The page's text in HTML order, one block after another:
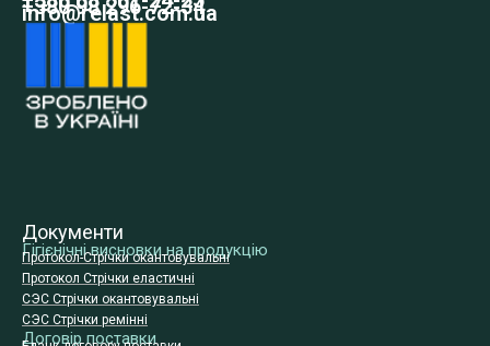
+380 98 296-72-34
info@relast.com.ua
Документи
Гігієнічні висновки на продукцію
Протокол-Стрічки окантовувальні
Протокол Стрічки еластичні
СЭС Стрічки окантовувальні
СЭС Стрічки ремінні
Договір поставки